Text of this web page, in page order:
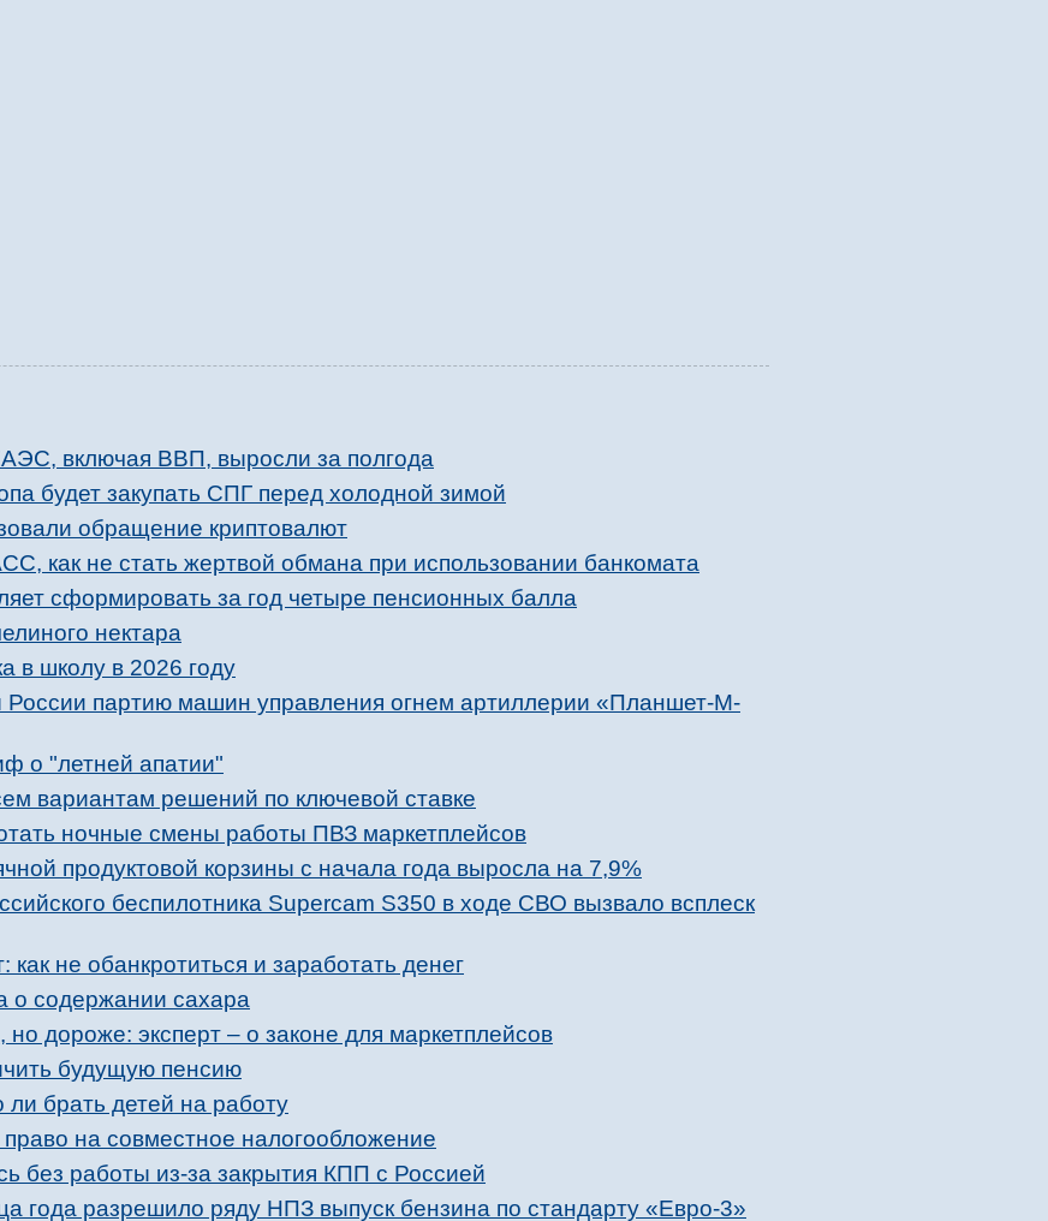
включая ВВП, выросли за полгода
будет закупать СПГ перед холодной зимой
обращение криптовалют
как не стать жертвой обмана при использовании банкомата
сформировать за год четыре пенсионных балла
нектара
в школу в 2026 году
партию машин управления огнем артиллерии «Планшет-М-
о "летней апатии"
вариантам решений по ключевой ставке
ночные смены работы ПВЗ маркетплейсов
продуктовой корзины с начала года выросла на 7,9%
беспилотника Supercam S350 в ходе СВО вызвало всплеск
не обанкротиться и заработать денег
о содержании сахара
но дороже: эксперт – о законе для маркетплейсов
будущую пенсию
брать детей на работу
на совместное налогообложение
без работы из-за закрытия КПП с Россией
года разрешило ряду НПЗ выпуск бензина по стандарту «Евро-3»